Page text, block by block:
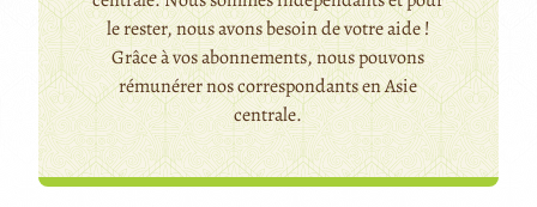
le rester, nous avons besoin de votre aide !
Grâce à vos abonnements, nous pouvons
rémunérer nos correspondants en Asie
centrale.